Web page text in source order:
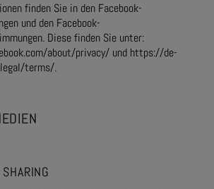
finden Sie in den Facebook-
und den Facebook-
Diese finden Sie unter:
about/privacy/ und https://de-
terms/.